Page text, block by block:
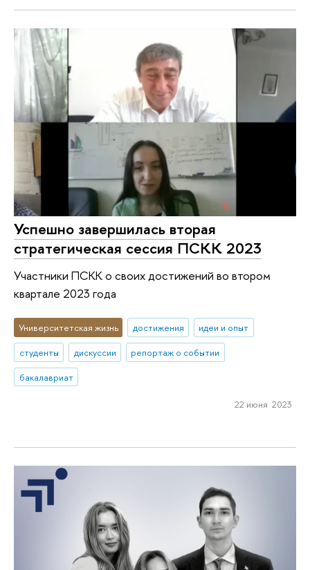
Успешно завершилась вторая
стратегическая сессия ПСКК 2023
Участники ПСКК о своих достижений во втором
квартале 2023 года
Университетская жизнь достижения
идеи и опыт
студенты
дискуссии
репортаж о событии
бакалавриат
22 июня 2023